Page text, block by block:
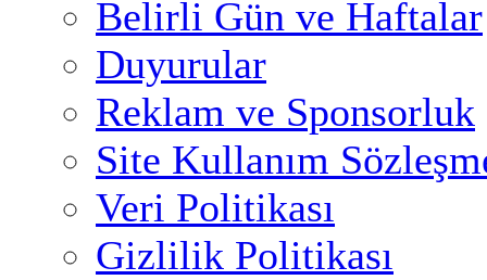
Belirli Gün ve Haftalar
Duyurular
Reklam ve Sponsorluk
Site Kullanım
Veri Politikası
Gizlilik Politikası